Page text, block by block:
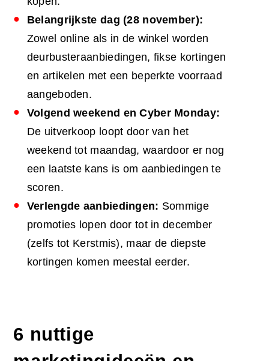
Belangrijkste dag (28 november):
Zowel online als in de winkel worden
deurbusteraanbiedingen, fikse kortingen
en artikelen met een beperkte voorraad
aangeboden.
Volgend weekend en Cyber Monday:
De uitverkoop loopt door van het
weekend tot maandag, waardoor er nog
een laatste kans is om aanbiedingen te
scoren.
Verlengde aanbiedingen: Sommige
promoties lopen door tot in december
(zelfs tot Kerstmis), maar de diepste
kortingen komen meestal eerder.
6 nuttige